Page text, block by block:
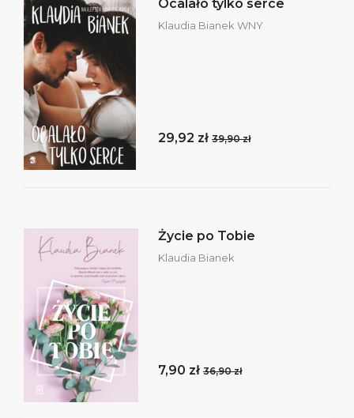
Ocalało tylko serce
Klaudia Bianek WNY
29,92 zł 39,90 zł
Życie po Tobie
Klaudia Bianek
7,90 zł 36,90 zł